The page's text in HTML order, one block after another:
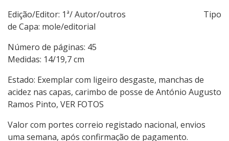
Edição/Editor: 1ª/ Autor/outros Tipo
de Capa: mole/editorial
Número de páginas: 45
Medidas: 14/19,7 cm
Estado: Exemplar com ligeiro desgaste, manchas de
acidez nas capas, carimbo de posse de António Augusto
Ramos Pinto, VER FOTOS
Valor com portes correio registado nacional, envios
uma semana, após confirmação de pagamento.